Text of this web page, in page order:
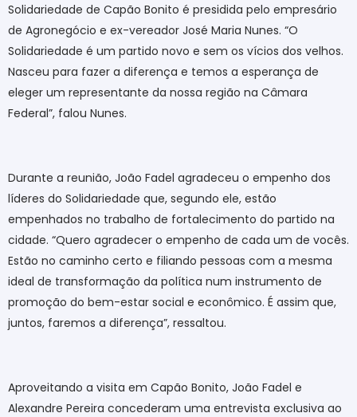
Solidariedade de Capão Bonito é presidida pelo empresário
de Agronegócio e ex-vereador José Maria Nunes. “O
Solidariedade é um partido novo e sem os vícios dos velhos.
Nasceu para fazer a diferença e temos a esperança de
eleger um representante da nossa região na Câmara
Federal”, falou Nunes.
Durante a reunião, João Fadel agradeceu o empenho dos
líderes do Solidariedade que, segundo ele, estão
empenhados no trabalho de fortalecimento do partido na
cidade. “Quero agradecer o empenho de cada um de vocês.
Estão no caminho certo e filiando pessoas com a mesma
ideal de transformação da política num instrumento de
promoção do bem-estar social e econômico. É assim que,
juntos, faremos a diferença”, ressaltou.
Aproveitando a visita em Capão Bonito, João Fadel e
Alexandre Pereira concederam uma entrevista exclusiva ao